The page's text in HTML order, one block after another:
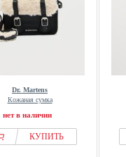
Dr. Martens
Кожаная сумка
нет в наличии
КУПИТЬ